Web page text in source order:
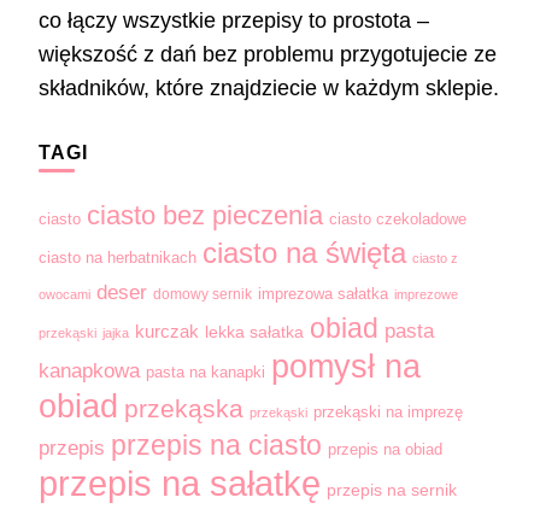
co łączy wszystkie przepisy to prostota –
większość z dań bez problemu przygotujecie ze
składników, które znajdziecie w każdym sklepie.
TAGI
ciasto ciasto bez pieczenia ciasto czekoladowe
ciasto na herbatnikach ciasto na święta ciasto z
owocami deser domowy sernik imprezowa sałatka imprezowe
przekąski jajka kurczak lekka sałatka obiad pasta
kanapkowa pasta na kanapki pomysł na
obiad przekąska przekąski przekąski na imprezę
przepis przepis na ciasto przepis na obiad
przepis na sałatkę przepis na sernik